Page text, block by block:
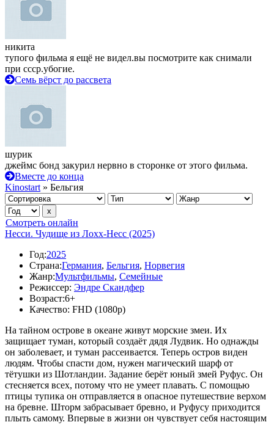
никита
тупого фильма я ещё не видел.вы посмотрите как снимали
при ссср.убогие.
Семь вёрст до рассвета
шурик
джеймс бонд закурил нервно в сторонке от этого фильма.
Вместе до конца
Kinostart » Бельгия
Смотреть онлайн
Несси. Чудище из Лохх-Несс (2025)
Год:2025
Страна:Германия, Бельгия, Норвегия
Жанр:Мультфильмы, Семейные
Режиссер: Эндре Скандфер
Возраст:6+
Качество: FHD (1080p)
На тайном острове в океане живут морские змеи. Их
защищает туман, который создаёт дядя Лудвик. Но однажды
он заболевает, и туман рассеивается. Теперь остров виден
людям. Чтобы спасти дом, нужен магический шарф от
тётушки из Шотландии. Задание берёт юный змей Руфус. Он
стесняется всех, потому что не умеет плавать. С помощью
птицы тупика он отправляется в опасное путешествие верхом
на бревне. Шторм забрасывает бревно, и Руфусу приходится
плыть самому. Впервые в жизни он чувствует себя настоящим